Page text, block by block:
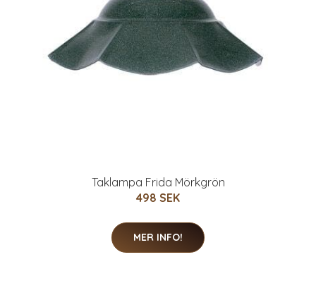
Taklampa Frida Mörkgrön
498 SEK
MER INFO!